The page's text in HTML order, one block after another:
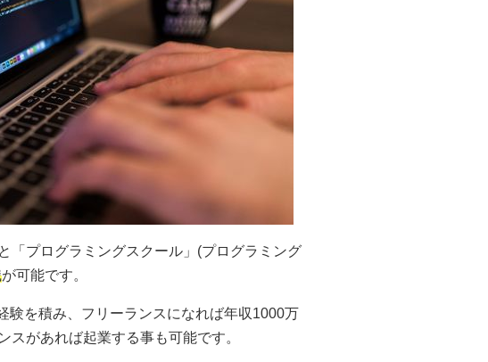
「プログラミングスクール」(プログラミング
が可能です。
験を積み、フリーランスになれば年収1000万
スがあれば起業する事も可能です。